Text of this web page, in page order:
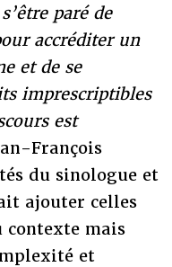
paré de
accréditer un
et de se
imprescriptibles
est
François
du sinologue et
ajouter celles
contexte mais
et